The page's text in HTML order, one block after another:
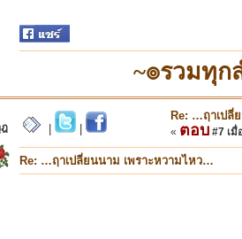
~๏รวมทุ
ฎ
Re: …ฤาเปลี่
« ตอบ #7 เมื่
Re: …ฤาเปลี่ยนนาม เพราะหวามไหว…